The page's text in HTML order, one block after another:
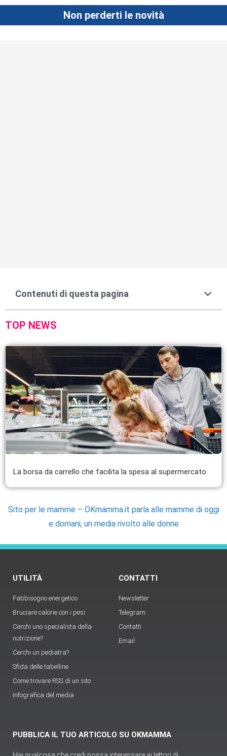
Non perderti le novità
Contenuti di questa pagina
TOP NEWS
La borsa da carrello che facilita la spesa al supermercato
Sito per le mamme – OKmamma.it parla alle mamme di oggi
e domani, un media rivolto alle donne
UTILITÀ
Fabbisogno energetico
Bruciare calorie con i pesi
Cerchi uno specialista della
nutrizione?
Cerchi un pediatra?
Sfida delle tabelline
Come trovare RSS di un sito
Infografica del media
CONTATTI
Newsletter
Telegram
Contatti
Email
PUBBLICA IL TUO ARTICOLO SU OKMAMMA